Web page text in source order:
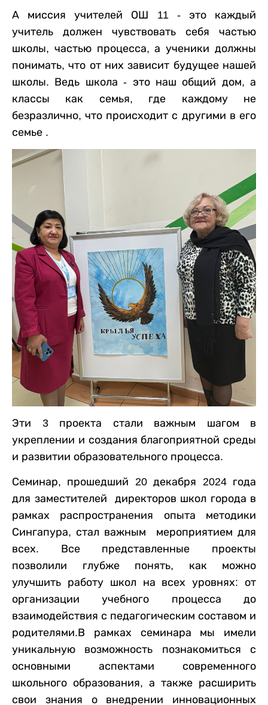
А миссия учителей ОШ 11 - это каждый
учитель должен чувствовать себя частью
школы, частью процесса, а ученики должны
понимать, что от них зависит будущее нашей
школы. Ведь школа - это наш общий дом, а
классы как семья, где каждому не
безразлично, что происходит с другими в его
семье .
Эти 3 проекта стали важным шагом в
укреплении и создания благоприятной среды
и развитии образовательного процесса.
Семинар, прошедший 20 декабря 2024 года
для заместителей директоров школ города в
рамках распространения опыта методики
Сингапура, стал важным мероприятием для
всех. Все представленные проекты
позволили глубже понять, как можно
улучшить работу школ на всех уровнях: от
организации учебного процесса до
взаимодействия с педагогическим составом и
родителями.В рамках семинара мы имели
уникальную возможность познакомиться с
основными аспектами современного
школьного образования, а также расширить
свои знания о внедрении инновационных